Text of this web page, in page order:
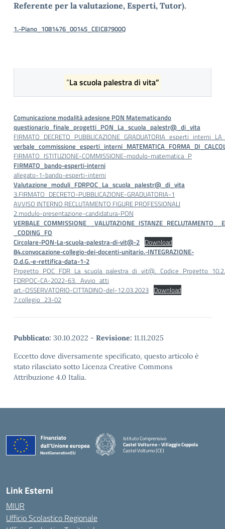
Referente per la valutazione, Esperti, Tutor).
1.-Piano_1081476_00145_CEIC87900Q
“La scuola palestra di vita”
Comunicazione modalità adesione PON Matematicando
questionario_finale_progetti_PON_La_scuola_palestr@_di_vita
FIRMATO_ISTITUZIONE-COMMISSIONE-modulo-matematica_P
FIRMATO_bando-esperti-interni
allegato-1-bando-esperti-interni
Valutazione_moduli_FDRPOC_La_scuola_palestr@_di_vita
3.FIRMATO_DECRETO-PUBBLICAZIONE-GRADUATORIA-1
AVVISO INTERNO RECLUTAMENTO FIGURE PROFESSIONALI
2.modulo-presentazione-candidatura-PON
_CODING_FO
Circolare-PON-La-scuola-palestra-di-vit@-2 Download
84.convocazione-collegio-dei-docenti-unitario.-INTEGRAZIONE-
O.d.G.-e-rettifica-data-1-2
FDRPOC-CA-2022-63._Avvio_atti
art.-OSSERVATORIO-CITTADINO-del-12.03.2023 Download
7.collegio_23-02
Pubblicato: 30.10.2022 - Revisione: 11.11.2025
Eccetto dove diversamente specificato, questo articolo è
stato rilasciato sotto Licenza Creative Commons
Attribuzione 4.0 Italia.
Istituto Comprensivo
Castel Volturno - Villaggio Coppola
Castel Volturno (CE)
Link Esterni
MIUR
Ufficio Scolastico Regionale